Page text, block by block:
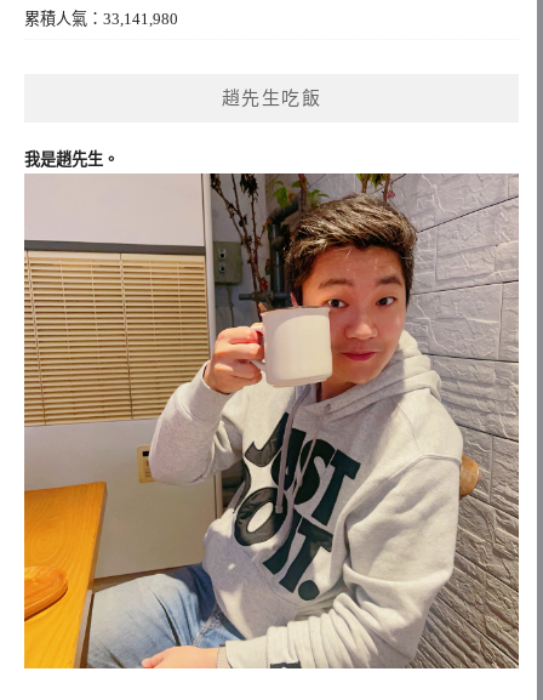
累積人氣：33,141,980
趙先生吃飯
我是趙先生。